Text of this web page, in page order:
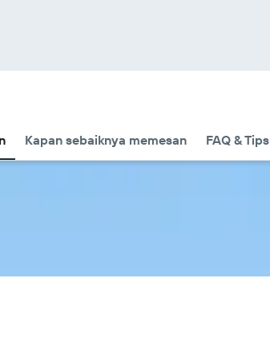
Kapan sebaiknya memesan FAQ & Tips